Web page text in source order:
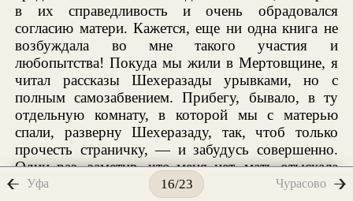
в их справедливость и очень обрадовался
согласию матери. Кажется, еще ни одна книга не
возбуждала во мне такого участия и
любопытства! Покуда мы жили в Мертовщине, я
читал рассказы Шехеразады урывками, но с
полным самозабвением. Прибегу, бывало, в ту
отдельную комнату, в которой мы с матерью
спали, разверну Шехеразаду, так, чтоб только
прочесть страничку, — и забудусь совершенно.
Один раз, заметив, что меня нет, мать отыскала
меня, читающего с таким увлечением, что я не
Уфа 16/23 Чурасово